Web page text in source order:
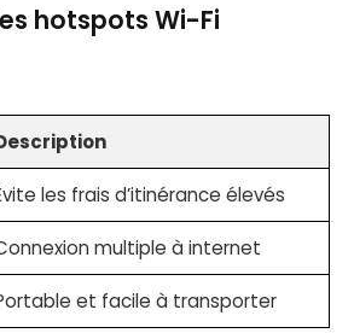
hotspots Wi-Fi
les frais d’itinérance élevés
multiple à internet
et facile à transporter